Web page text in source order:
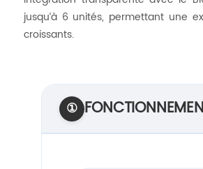
jusqu‘à 6 unités, permettant une
croissants.
①